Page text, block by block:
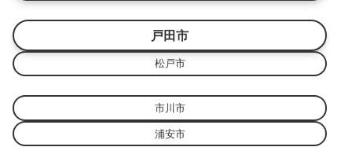
戸田市
松戸市
市川市
浦安市